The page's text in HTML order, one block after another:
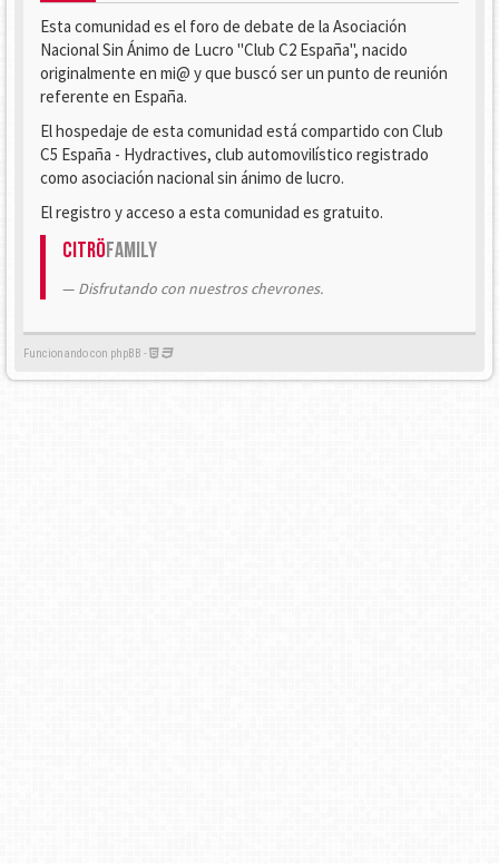
Esta comunidad es el foro de debate de la Asociación
Nacional Sin Ánimo de Lucro "Club C2 España", nacido
originalmente en mi@ y que buscó ser un punto de reunión
referente en España.
El hospedaje de esta comunidad está compartido con Club
C5 España - Hydractives, club automovilístico registrado
como asociación nacional sin ánimo de lucro.
El registro y acceso a esta comunidad es gratuito.
CitröFamily
Disfrutando con nuestros chevrones.
Funcionando con phpBB -